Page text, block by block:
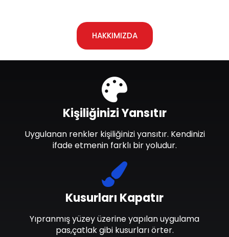
HAKKIMIZDA
Kusurları Kapatır
Yıpranmış yüzey üzerine yapılan uygulama
pas,çatlak gibi kusurları örter.
Kişiliğinizi Yansıtır
Uygulanan renkler kişiliğinizi yansıtır. Kendinizi
ifade etmenin farklı bir yoludur.